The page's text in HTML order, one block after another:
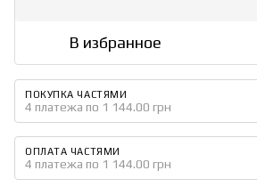
В избранное
ПОКУПКА ЧАСТЯМИ
4 платежа по 1 144.00 грн
ОПЛАТА ЧАСТЯМИ
4 платежа по 1 144.00 грн